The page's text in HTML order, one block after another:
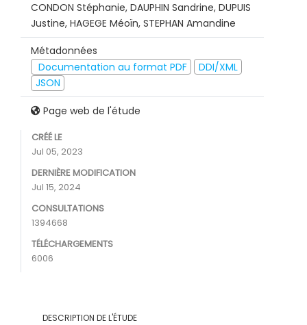
CONDON Stéphanie, DAUPHIN Sandrine, DUPUIS
Justine, HAGEGE Méoïn, STEPHAN Amandine
Métadonnées
Documentation au format PDF
DDI/XML
JSON
Page web de l'étude
CRÉÉ LE
Jul 05, 2023
DERNIÈRE MODIFICATION
Jul 15, 2024
CONSULTATIONS
1394668
TÉLÉCHARGEMENTS
6006
DESCRIPTION DE L'ÉTUDE